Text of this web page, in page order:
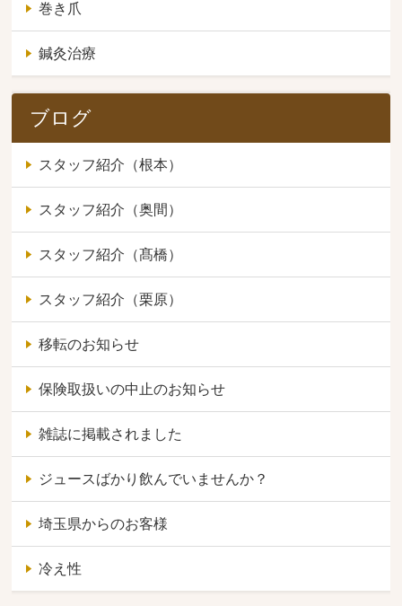
巻き爪
鍼灸治療
ブログ
スタッフ紹介（根本）
スタッフ紹介（奥間）
スタッフ紹介（髙橋）
スタッフ紹介（栗原）
移転のお知らせ
保険取扱いの中止のお知らせ
雑誌に掲載されました
ジュースばかり飲んでいませんか？
埼玉県からのお客様
冷え性